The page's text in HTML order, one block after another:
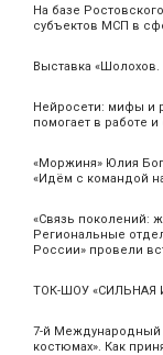
На базе
субъектов МСП в
Выставка
Нейросети: мифы и
помогает в работе
«Моржиня» Юлия
«Идём с командой
«Связь поколений:
Региональные
России» провели
ТОК-ШОУ «СИЛЬНАЯ
7-й Международный
костюмах». Как